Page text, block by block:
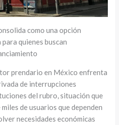
como una opción
quienes buscan
prendario en México enfrenta
de interrupciones
del rubro, situación que
de usuarios que dependen
necesidades económicas